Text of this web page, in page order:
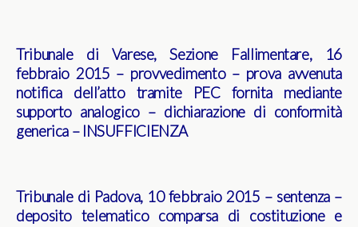
Tribunale di Varese, Sezione Fallimentare, 16
febbraio 2015 – provvedimento – prova avvenuta
notifica dell’atto tramite PEC fornita mediante
supporto analogico – dichiarazione di conformità
generica – INSUFFICIENZA
Tribunale di Padova, 10 febbraio 2015 – sentenza –
deposito telematico comparsa di costituzione e